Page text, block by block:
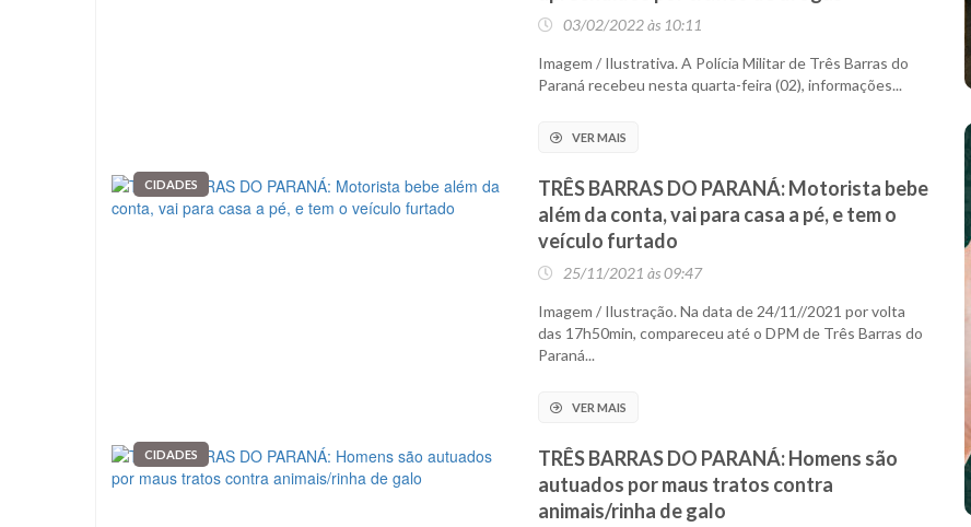
03/02/2022 às 10:11
Imagem / Ilustrativa. A Polícia Militar de Três Barras do
Paraná recebeu nesta quarta-feira (02), informações...
VER MAIS
CIDADES
TRÊS BARRAS DO PARANÁ: Motorista bebe
além da conta, vai para casa a pé, e tem o
veículo furtado
25/11/2021 às 09:47
Imagem / Ilustração. Na data de 24/11//2021 por volta
das 17h50min, compareceu até o DPM de Três Barras do
Paraná...
VER MAIS
CIDADES
TRÊS BARRAS DO PARANÁ: Homens são
autuados por maus tratos contra
animais/rinha de galo